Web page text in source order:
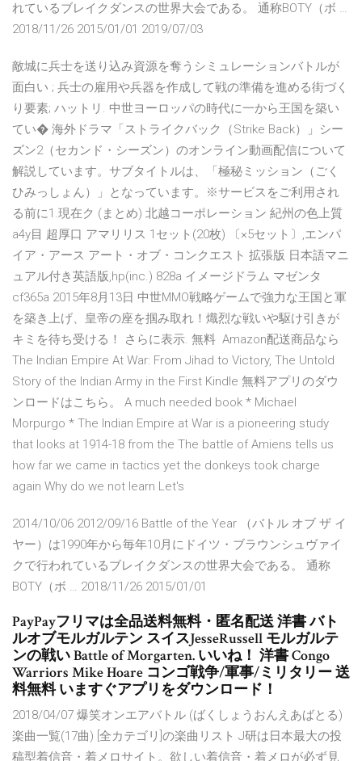
れているブレイクダンスの世界大会である。 通称BOTY（ボ …
2018/11/26 2015/01/01 2019/07/03
敵城に兵士を送り込み資源を奪うシミュレーションバトルが
面白い ; 兵士の雇用や兵器を作成して戦の準備を進める街づく
り要素; ハットリ. 中世ヨーロッパの時代に一から王国を築い
てい� 海外ドラマ「ストライクバック（Strike Back）」シー
ズン2（セカンド・シーズン）のオンライン動画配信について
解説しています。サブタイトルは、「極秘ミッション（ごく
ひみっしょん）」となっています。※サービスをご利用され
る前に1.現在ク (まとめ) 北越コーポレーション 紀州の色上質
a4y目 超厚口 アマリリス 1セット(20枚) 〔×5セット〕,エンパ
イア・アース アート・オブ・コンクエスト 拡張版 日本語マニ
ュアル付き英語版,hp(inc.) 828a イメージドラム マゼンタ
cf365a 2015年8月13日 中世MMO戦略ゲームで強力な王国と軍
を築き上げ、皇帝の座を掴み取れ！熾烈な戦いや駆け引きが
キミを待ち受ける！ さらに表示. 無料 Amazon配送商品なら
The Indian Empire At War: From Jihad to Victory, The Untold
Story of the Indian Army in the First Kindle 無料アプリのダウ
ンロードはこちら。 A much needed book * Michael
Morpurgo * The Indian Empire at War is a pioneering study
that looks at 1914-18 from the The battle of Amiens tells us
how far we came in tactics yet the donkeys took charge
again Why do we not learn Let's
2014/10/06 2012/09/16 Battle of the Year （バトル オブ ザ イ
ヤー）は1990年から毎年10月にドイツ・ブラウンシュヴァイ
クで行われているブレイクダンスの世界大会である。 通称
BOTY（ボ … 2018/11/26 2015/01/01
PayPayフリマは全品送料無料・匿名配送 洋書 バト
ルオブモルガルテン スイスJesseRussell モルガルテ
ンの戦い Battle of Morgarten. いいね！ 洋書 Congo
Warriors Mike Hoare コンゴ戦争/軍事/ミリタリー 送
料無料 いますぐアプリをダウンロード！
2018/04/07 爆笑オンエアバトル (ばくしょうおんえあばとる)
楽曲一覧(17曲) [全カテゴリ]の楽曲リスト J研は日本最大の投
稿型着信音・着メロサイト。欲しい着信音・着メロが必ず見